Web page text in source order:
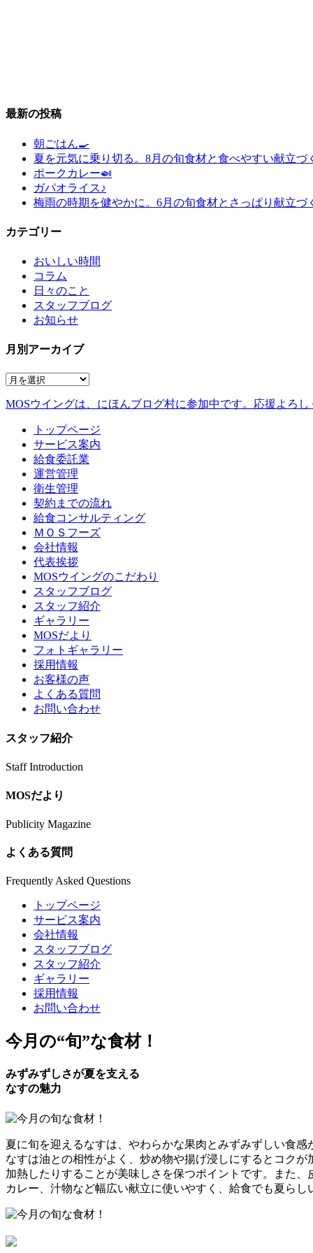
最新の投稿
朝ごはん🍳
夏を元気に乗り切る。8月の旬食材と食べやすい献立づ
ポークカレー🍛
ガパオライス♪
梅雨の時期を健やかに。6月の旬食材とさっぱり献立づ
カテゴリー
おいしい時間
コラム
日々のこと
スタッフブログ
お知らせ
月別アーカイブ
MOSウイングは、にほんブログ村に参加中です。 応援よろ
トップページ
サービス案内
給食委託業
運営管理
衛生管理
契約までの流れ
給食コンサルティング
ＭＯＳフーズ
会社情報
代表挨拶
MOSウイングのこだわり
スタッフブログ
スタッフ紹介
ギャラリー
MOSだより
フォトギャラリー
採用情報
お客様の声
よくある質問
お問い合わせ
スタッフ紹介
Staff Introduction
MOSだより
Publicity Magazine
よくある質問
Frequently Asked Questions
トップページ
サービス案内
会社情報
スタッフブログ
スタッフ紹介
ギャラリー
採用情報
お問い合わせ
今月の“旬”な食材！
みずみずしさが夏を支える
なすの魅力
夏に旬を迎えるなすは、やわらかな果肉とみずみずしい食
なすは油との相性がよく、炒め物や揚げ浸しにするとコク
加熱したりすることが美味しさを保つポイントです。また
カレー、汁物など幅広い献立に使いやすく、給食でも夏ら